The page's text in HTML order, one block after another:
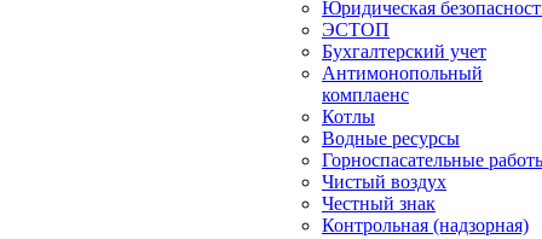
Юридическая
ЭСТОП
Бухгалтерский учет
Антимонопольный
комплаенс
Котлы
Водные ресурсы
Горноспасательные
Чистый воздух
Честный знак
Контрольная (надзорная)